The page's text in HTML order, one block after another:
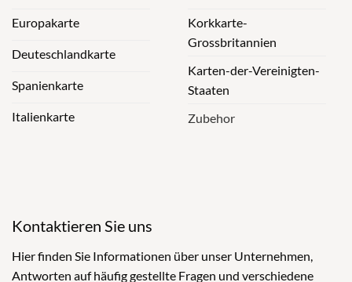
Europakarte
Deuteschlandkarte
Spanienkarte
Italienkarte
Korkkarte-
Grossbritannien
Karten-der-Vereinigten-
Staaten
Zubehor
Kontaktieren Sie uns
Hier finden Sie Informationen über unser Unternehmen,
Antworten auf häufig gestellte Fragen und verschiedene